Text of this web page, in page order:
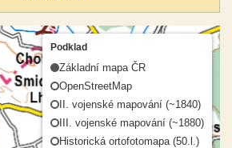
Podklad
Základní mapa ČR
OpenStreetMap
II. vojenské mapování (~1840)
III. vojenské mapování (~1880)
Historická ortofotomapa (50.l.)